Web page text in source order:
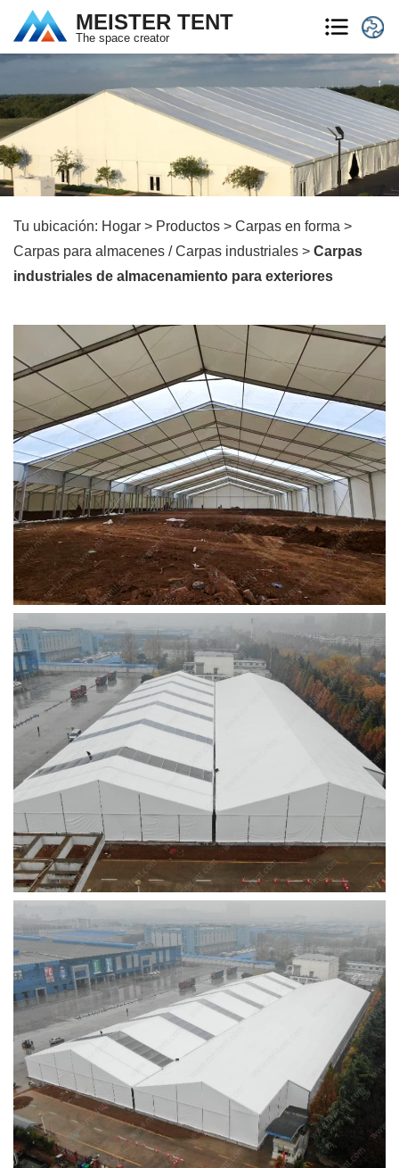
MEISTER TENT
The space creator
Tu ubicación: Hogar > Productos > Carpas en forma >
Carpas para almacenes / Carpas industriales > Carpas
industriales de almacenamiento para exteriores